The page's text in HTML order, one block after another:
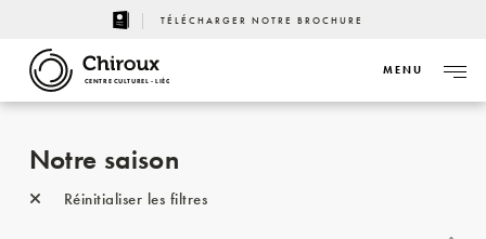
TÉLÉCHARGER NOTRE BROCHURE
CENTRE CULTUREL - LIÈGE
MENU
Notre saison
Réinitialiser les filtres